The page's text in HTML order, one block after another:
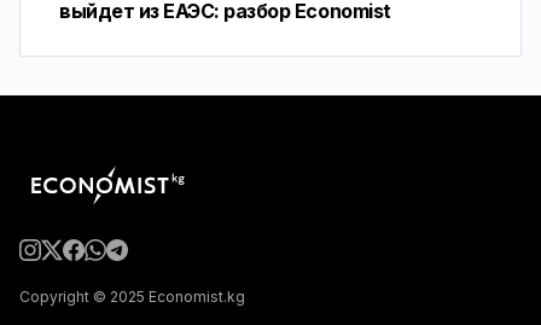
выйдет из ЕАЭС: разбор Economist
Copyright © 2025 Economist.kg